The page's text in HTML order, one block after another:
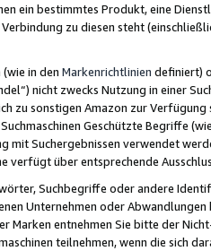
ein bestimmtes Produkt, eine
zu diesen steht
in den Markenrichtlinien definiert)
nicht zwecks Nutzung in einer
zu sonstigen Amazon zur
Geschützte Begriffe
mit Suchergebnissen verwendet
verfügt über entsprechende
Suchbegriffe oder andere
Unternehmen oder
Marken entnehmen Sie bitte der
teilnehmen, wenn die sich